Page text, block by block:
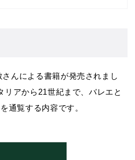
んによる書籍が発売されまし
リアから21世紀まで、バレエと
通覧する内容です。